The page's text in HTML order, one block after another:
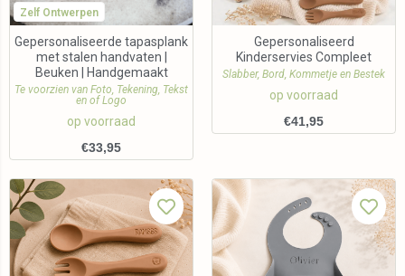
Zelf Ontwerpen
Gepersonaliseerde tapasplank
met stalen handvaten |
Beuken | Handgemaakt
Te voorzien van Foto, Tekening, Tekst
en of Logo
op voorraad
€33,95
Gepersonaliseerd
Kinderservies Compleet
Slabber, Bord, Kommetje en Bestek
op voorraad
€41,95